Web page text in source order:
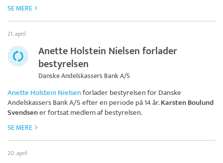
SE MERE
21. april
Anette Holstein Nielsen forlader
bestyrelsen
Danske Andelskassers Bank A/S
Anette Holstein Nielsenforlader bestyrelsen forDanske
Andelskassers Bank A/Sefter en periode på 14 år.Karsten Boulund
Svendsener fortsat medlem af bestyrelsen.
SE MERE
20. april